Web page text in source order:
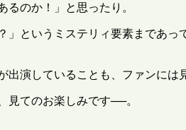
るのか！」と思ったり。
」というミステリィ要素まであ
出演していることも、ファンには
見てのお楽しみです──。